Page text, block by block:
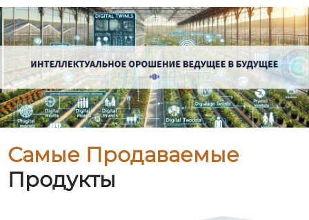
Самые Продаваемые
Продукты